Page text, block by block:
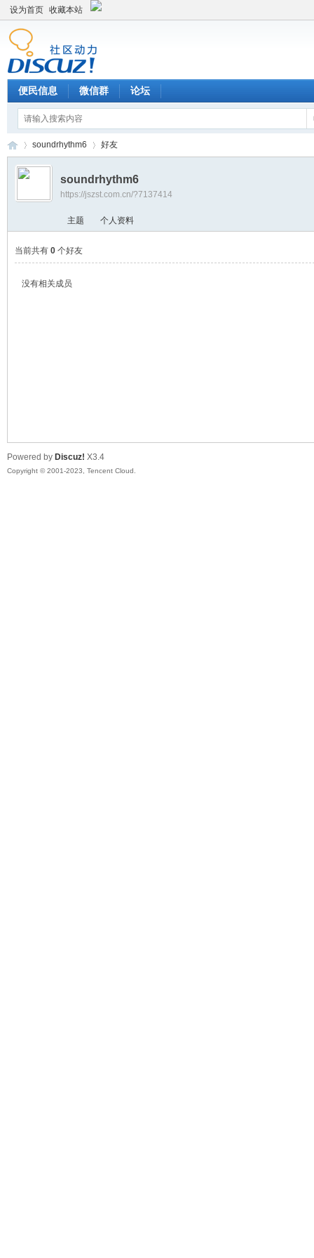
设为首页 收藏本站
便民信息 微信群 论坛
›
soundrhythm6 好友
soundrhythm6
https://jszst.com.cn/?7137414
主题 个人资料
当前共有 0个好友
没有相关成员
Powered by Discuz! X3.4
Copyright © 2001-2023, Tencent Cloud.